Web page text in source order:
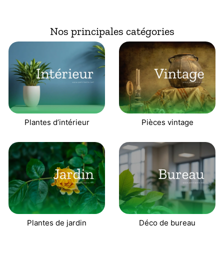
Nos principales catégories
Plantes d’intérieur Pièces vintage
Plantes de jardin Déco de bureau